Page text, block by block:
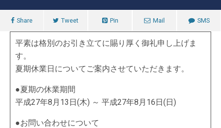
Share Tweet Pin Mail SMS
平素は格別のお引き立てに賜り厚く御礼申し上げま
す。
夏期休業日についてご案内させていただきます。
●夏期の休業期間
平成27年8月13日(木) ～ 平成27年8月16日(日)
●お問い合わせについて